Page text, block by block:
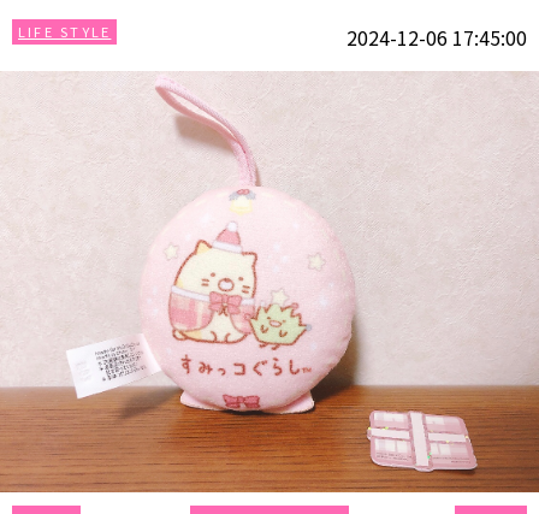
LIFE STYLE 2024-12-06 17:45:00